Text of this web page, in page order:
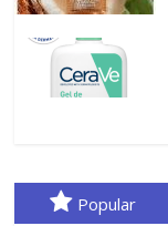
Popular